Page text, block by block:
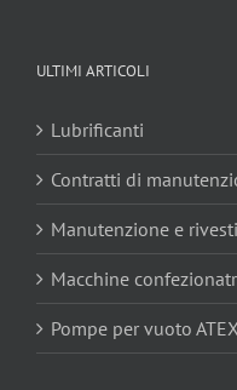
ULTIMI ARTICOLI
Lubrificanti
Contratti di
Manutenzione e
Macchine
Pompe per vuoto ATEX